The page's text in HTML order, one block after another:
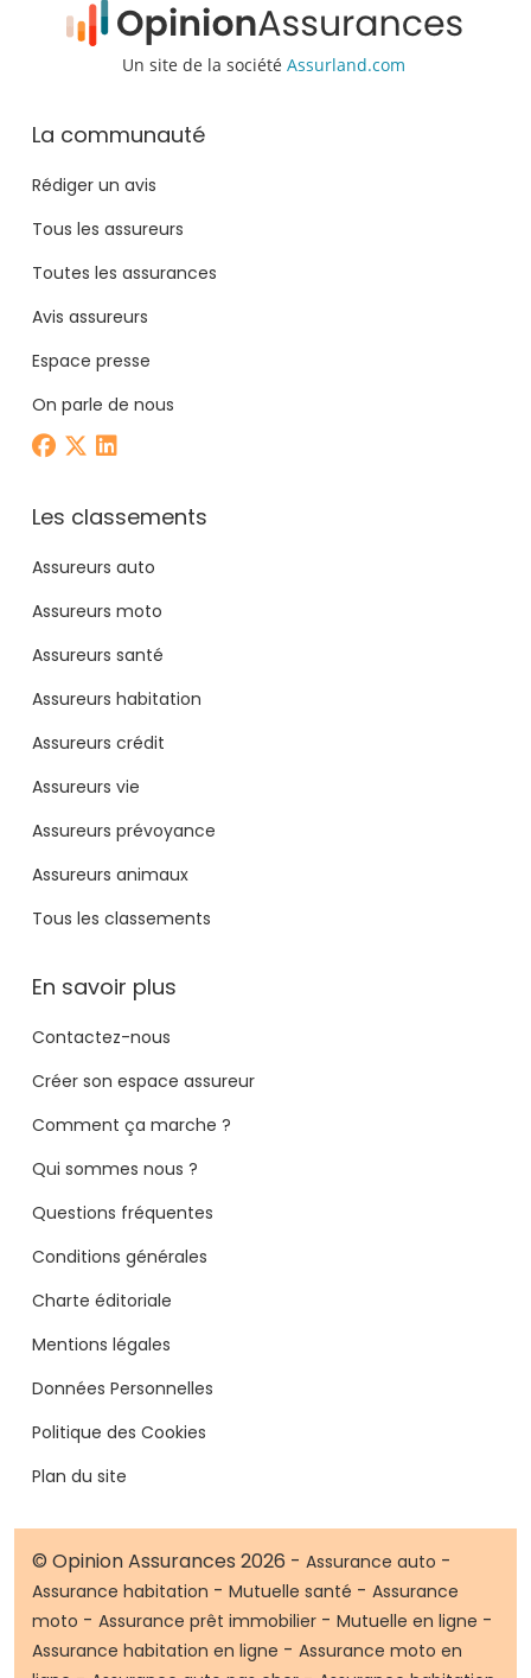
Un site de la société Assurland.com
La communauté
Rédiger un avis
Tous les assureurs
Toutes les assurances
Avis assureurs
Espace presse
On parle de nous
Les classements
Assureurs auto
Assureurs moto
Assureurs santé
Assureurs habitation
Assureurs crédit
Assureurs vie
Assureurs prévoyance
Assureurs animaux
Tous les classements
En savoir plus
Contactez-nous
Créer son espace assureur
Comment ça marche ?
Qui sommes nous ?
Questions fréquentes
Conditions générales
Charte éditoriale
Mentions légales
Données Personnelles
Politique des Cookies
Plan du site
© Opinion Assurances 2026 - Assurance auto -
Assurance habitation - Mutuelle santé - Assurance
moto - Assurance prêt immobilier - Mutuelle en ligne -
Assurance habitation en ligne - Assurance moto en